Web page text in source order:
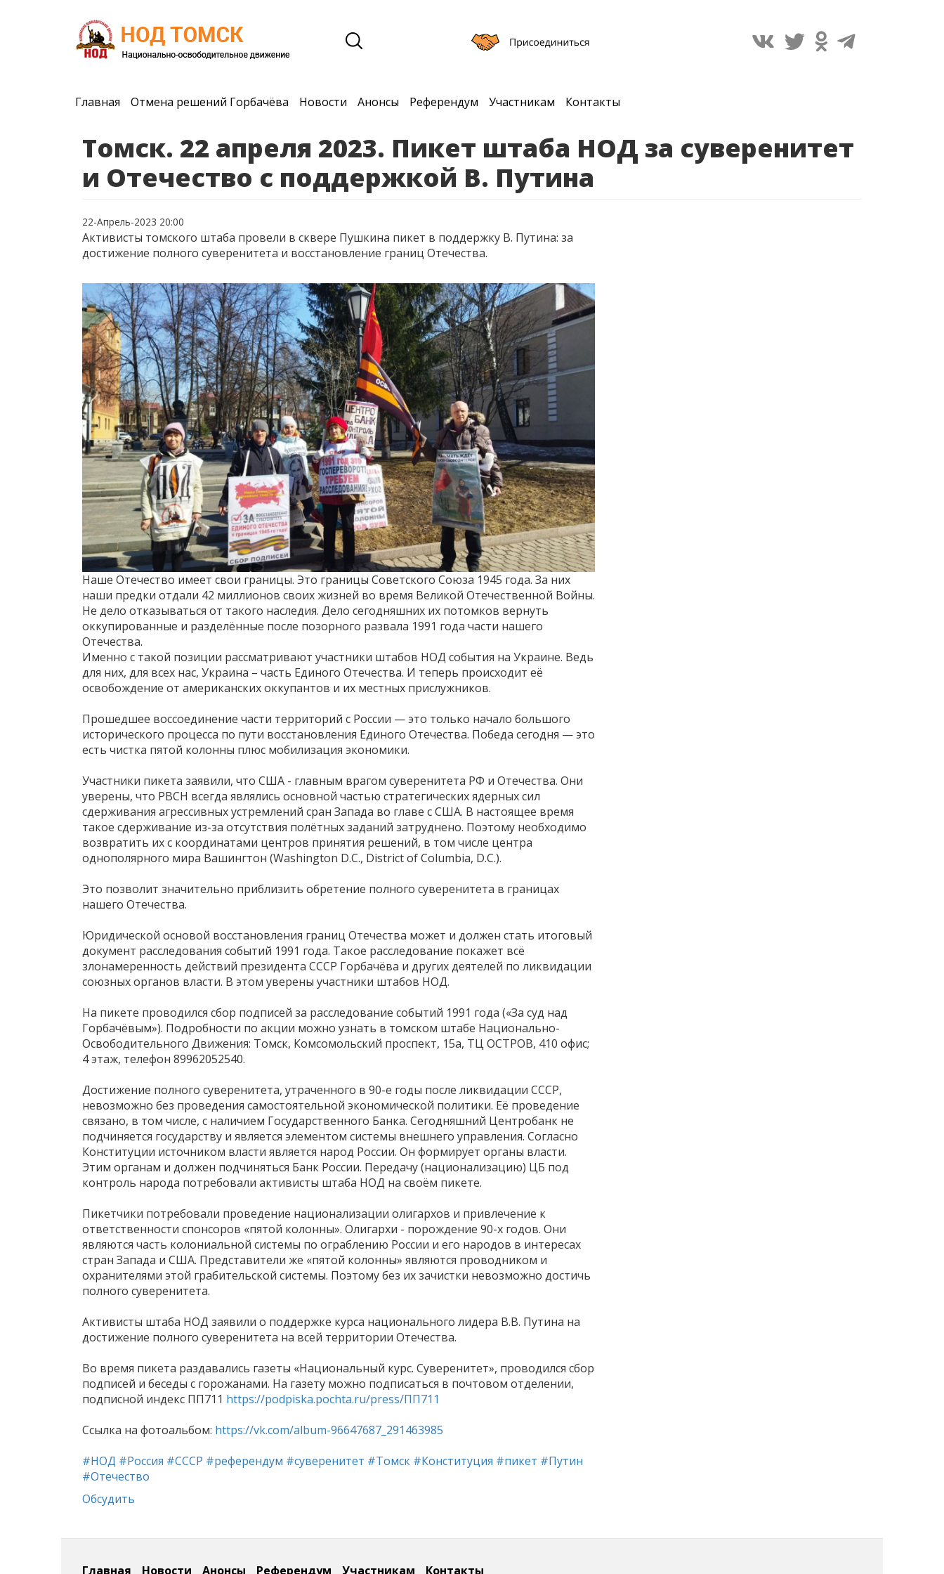
Главная Отмена решений Горбачёва Новости Анонсы Референдум Участникам Контакты
Томск. 22 апреля 2023. Пикет штаба НОД за суверенитет
и Отечество с поддержкой В. Путина
22-Апрель-2023 20:00
Активисты томского штаба провели в сквере Пушкина пикет в поддержку В. Путина: за
достижение полного суверенитета и восстановление границ Отечества.
Наше Отечество имеет свои границы. Это границы Советского Союза 1945 года. За них
наши предки отдали 42 миллионов своих жизней во время Великой Отечественной Войны.
Не дело отказываться от такого наследия. Дело сегодняшних их потомков вернуть
оккупированные и разделённые после позорного развала 1991 года части нашего
Отечества.
Именно с такой позиции рассматривают участники штабов НОД события на Украине. Ведь
для них, для всех нас, Украина – часть Единого Отечества. И теперь происходит её
освобождение от американских оккупантов и их местных прислужников.
Прошедшее воссоединение части территорий с России — это только начало большого
исторического процесса по пути восстановления Единого Отечества. Победа сегодня — это
есть чистка пятой колонны плюс мобилизация экономики.
Участники пикета заявили, что США - главным врагом суверенитета РФ и Отечества. Они
уверены, что РВСН всегда являлись основной частью стратегических ядерных сил
сдерживания агрессивных устремлений сран Запада во главе с США. В настоящее время
такое сдерживание из-за отсутствия полётных заданий затруднено. Поэтому необходимо
возвратить их с координатами центров принятия решений, в том числе центра
однополярного мира Вашингтон (Washington D.C., District of Columbia, D.C.).
Это позволит значительно приблизить обретение полного суверенитета в границах
нашего Отечества.
Юридической основой восстановления границ Отечества может и должен стать итоговый
документ расследования событий 1991 года. Такое расследование покажет всё
злонамеренность действий президента СССР Горбачёва и других деятелей по ликвидации
союзных органов власти. В этом уверены участники штабов НОД.
На пикете проводился сбор подписей за расследование событий 1991 года («За суд над
Горбачёвым»). Подробности по акции можно узнать в томском штабе Национально-
Освободительного Движения: Томск, Комсомольский проспект, 15а, ТЦ ОСТРОВ, 410 офис;
4 этаж, телефон 89962052540.
Достижение полного суверенитета, утраченного в 90-е годы после ликвидации СССР,
невозможно без проведения самостоятельной экономической политики. Её проведение
связано, в том числе, с наличием Государственного Банка. Сегодняшний Центробанк не
подчиняется государству и является элементом системы внешнего управления. Согласно
Конституции источником власти является народ России. Он формирует органы власти.
Этим органам и должен подчиняться Банк России. Передачу (национализацию) ЦБ под
контроль народа потребовали активисты штаба НОД на своём пикете.
Пикетчики потребовали проведение национализации олигархов и привлечение к
ответственности спонсоров «пятой колонны». Олигархи - порождение 90-х годов. Они
являются часть колониальной системы по ограблению России и его народов в интересах
стран Запада и США. Представители же «пятой колонны» являются проводником и
охранителями этой грабительской системы. Поэтому без их зачистки невозможно достичь
полного суверенитета.
Активисты штаба НОД заявили о поддержке курса национального лидера В.В. Путина на
достижение полного суверенитета на всей территории Отечества.
Во время пикета раздавались газеты «Национальный курс. Суверенитет», проводился сбор
подписей и беседы с горожанами. На газету можно подписаться в почтовом отделении,
подписной индекс ПП711 https://podpiska.pochta.ru/press/ПП711
Ссылка на фотоальбом: https://vk.com/album-96647687_291463985
#НОД #Россия #СССР #референдум #суверенитет #Томск #Конституция #пикет #Путин
#Отечество
Обсудить
Главная Новости Анонсы Референдум Участникам Контакты